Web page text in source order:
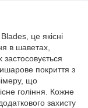
це якісні
в шаветах,
застосовується
покриття з
що
гоління. Кожне
захисту